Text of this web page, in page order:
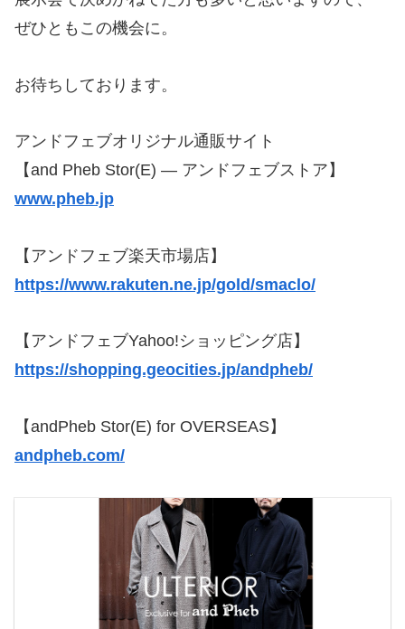
ぜひともこの機会に。
お待ちしております。
アンドフェブオリジナル通販サイト
【and Pheb Stor(E) — アンドフェブストア】
www.pheb.jp
【アンドフェブ楽天市場店】
https://www.rakuten.ne.jp/gold/smaclo/
【アンドフェブYahoo!ショッピング店】
https://shopping.geocities.jp/andpheb/
【andPheb Stor(E) for OVERSEAS】
andpheb.com/